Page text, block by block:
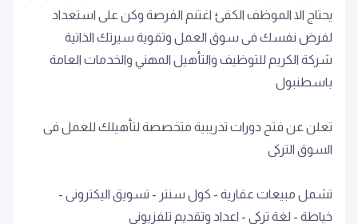
يحتاج الا الموظف الكفئ اغتنم الفرصة وكن على استعداد
لفرض نفسك فى سوق العمل وتقوية سيرتك الذاتية
شركة الكريم للتوظيف والتأهيل المهني والخدمات العامة
باسطنبول
تعلن عن فتح دورات تدريبية متخصصة لتأهيلك للعمل فى
السوق التركى
تشمل مبيعات عقارية - كول سنتر - تسويق اليكترونى -
خياطة - لغة تركى - اعداد وتقديم تلفزيونى